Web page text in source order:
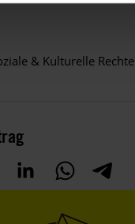
& Kulturelle Rechte